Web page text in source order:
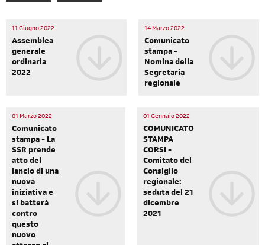
11 Giugno 2022
Assemblea
generale
ordinaria
2022
14 Marzo 2022
Comunicato
stampa -
Nomina della
Segretaria
regionale
01 Marzo 2022
Comunicato
stampa - La
SSR prende
atto del
lancio di una
nuova
iniziativa e
si batterà
contro
questo
nuovo
01 Gennaio 2022
COMUNICATO
STAMPA
CORSI -
Comitato del
Consiglio
regionale:
seduta del 21
dicembre
2021